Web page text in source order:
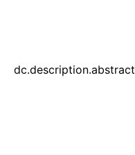
dc.description.abstract